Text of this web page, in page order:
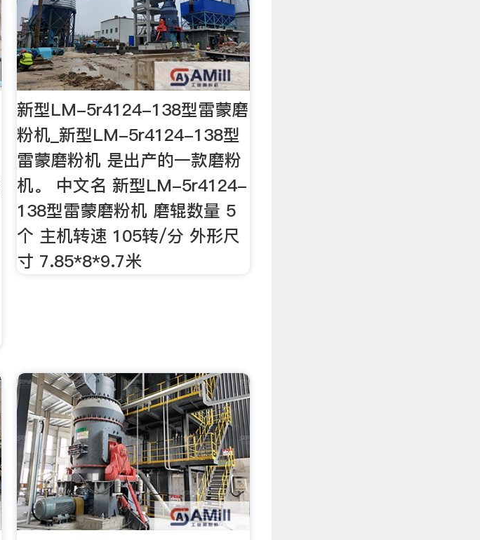
新型LM-5r4124-138型雷蒙磨
粉机_新型LM-5r4124-138型
雷蒙磨粉机 是出产的一款磨粉
机。 中文名 新型LM-5r4124-
138型雷蒙磨粉机 磨辊数量 5
个 主机转速 105转/分 外形尺
寸 7.85*8*9.7米